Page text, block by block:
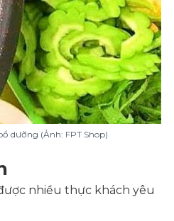
dưỡng (Ảnh: FPT Shop)
nhiều thực khách yêu